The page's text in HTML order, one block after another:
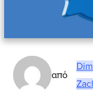
από